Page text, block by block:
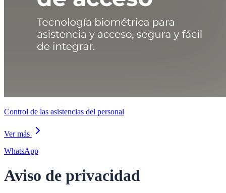
Control de las asistencias del personal
Ver más
WhatsApp
Aviso de privacidad